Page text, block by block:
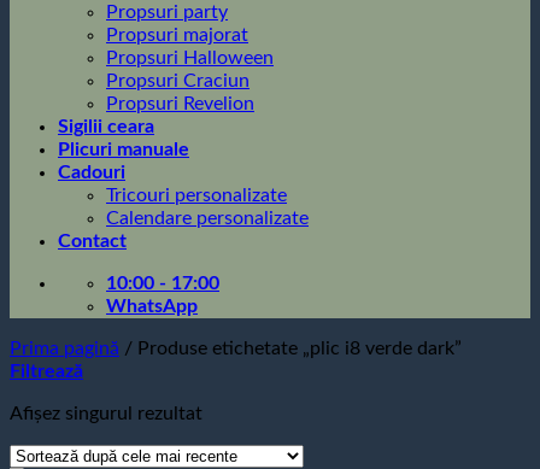
Propsuri party
Propsuri majorat
Propsuri Halloween
Propsuri Craciun
Propsuri Revelion
Sigilii ceara
Plicuri manuale
Cadouri
Tricouri personalizate
Calendare personalizate
Contact
10:00 - 17:00
WhatsApp
Prima pagină / Produse etichetate „plic i8 verde dark”
Filtrează
Afișez singurul rezultat